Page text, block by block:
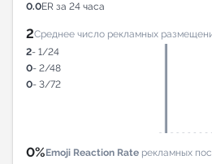
0.0ER за 24 часа
2Среднее число рекламных
2- 1/24
0- 2/48
0- 3/72
0%Emoji Reaction Rate рекламных